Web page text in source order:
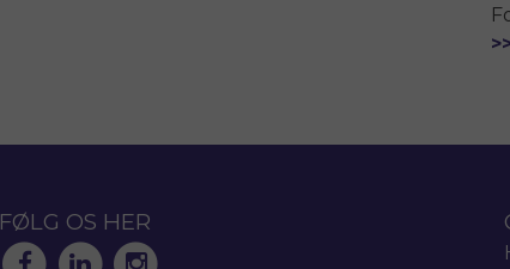
FØLG OS HER